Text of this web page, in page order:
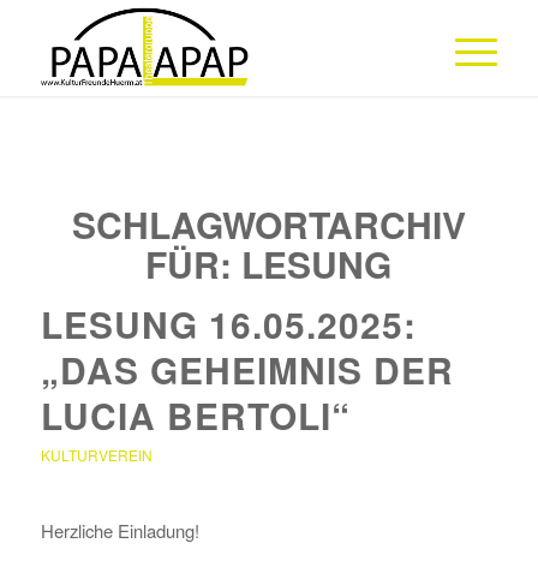
SCHLAGWORTARCHIV
FÜR: LESUNG
LESUNG 16.05.2025:
„DAS GEHEIMNIS DER
LUCIA BERTOLI“
KULTURVEREIN
Herzliche Einladung!